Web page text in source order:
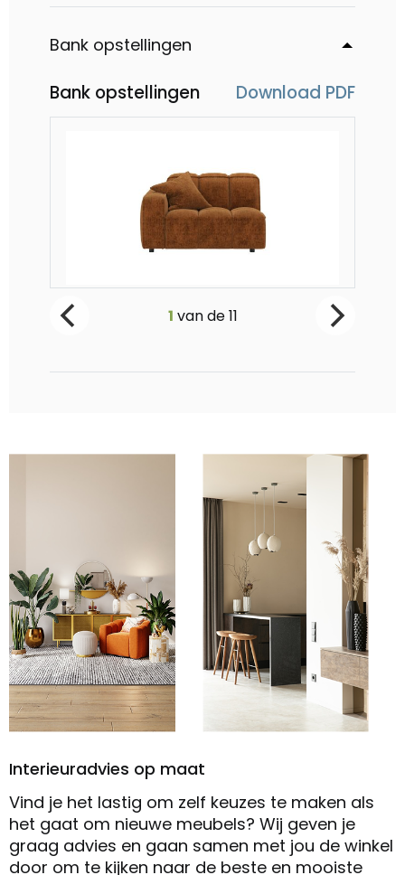
Bank opstellingen
Bank opstellingen Download PDF
Amalfi, 1.5-zits arm links - incl. pocketvering
Vanaf €999
- 0 +
1 van de11
Interieuradvies op maat
Vind je het lastig om zelf keuzes te maken als
het gaat om nieuwe meubels? Wij geven je
graag advies en gaan samen met jou de winkel
door om te kijken naar de beste en mooiste